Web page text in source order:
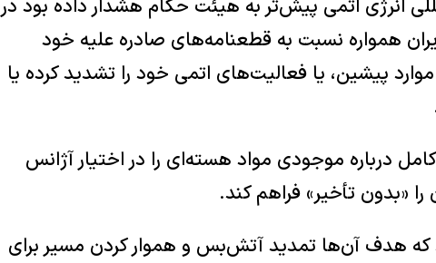
انرژی اتمی پیش‌تر به هیئت حکام هشدار داده بود در
همواره نسبت به قطعنامه‌های صادره علیه خود
پیشین، یا فعالیت‌های اتمی خود را تشدید کرده یا
درباره موجودی مواد هسته‌ای را در اختیار آژانس
«بدون تأخیر» فراهم کند.
که هدف آن‌ها تمدید آتش‌بس و هموار کردن مسیر برای